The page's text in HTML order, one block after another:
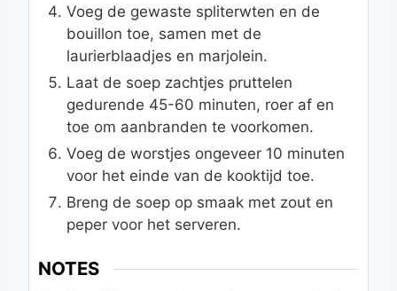
Voeg de gewaste spliterwten en de
bouillon toe, samen met de
laurierblaadjes en marjolein.
Laat de soep zachtjes pruttelen
gedurende 45-60 minuten, roer af en
toe om aanbranden te voorkomen.
Voeg de worstjes ongeveer 10 minuten
voor het einde van de kooktijd toe.
Breng de soep op smaak met zout en
peper voor het serveren.
NOTES